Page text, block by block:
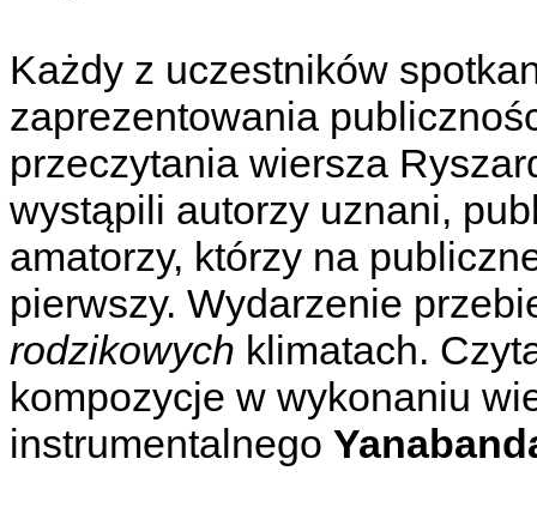
Każdy z uczestników
zaprezentowania
przeczytania wiersza
wystąpili autorzy uznani,
amatorzy, którzy na
pierwszy. Wydarzenie
rodzikowych klimatach.
kompozycje w wykonaniu
instrumentalnego